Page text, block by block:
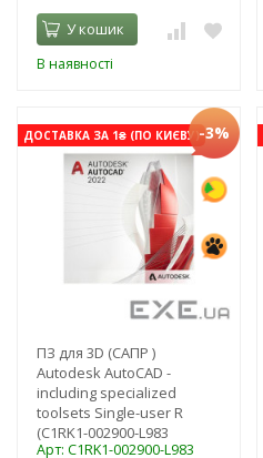
У кошик
В наявності
ДОСТАВКА ЗА 1₴ (ПО КИЄВУ)-3%
ПЗ для 3D (САПР )
Autodesk AutoCAD -
including specialized
toolsets Single-user R
(C1RK1-002900-L983
Арт: C1RK1-002900-L983